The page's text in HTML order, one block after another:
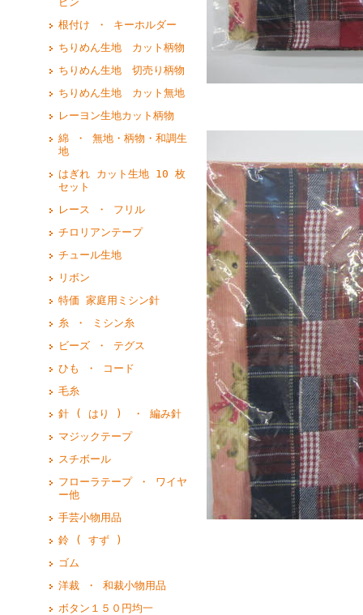
根付け ・ キーホルダー
ちりめん生地 カット柄物
ちりめん生地 切売り柄物
ちりめん生地 カット無地
レーヨン生地カット柄物
綿 ・ 無地・柄物・和調生
地
はぎれ カット生地 10 枚
セット
レース ・ フリル
チロリアンテープ
チュール生地
リボン
特価 家庭用ミシン針
糸 ・ ミシン糸
ビーズ ・ テグス
ひも ・ コード
毛糸
針 ( はり ) ・ 編み針
マジックテープ
スチボール
フローラテープ ・ ワイヤ
ー他
手芸小物用品
鈴 ( すず )
ゴム
洋裁 ・ 和裁小物用品
ボタン１５０円均一